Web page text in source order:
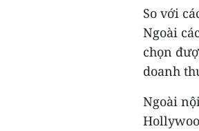
So với
Ngoài
chọn
doanh
Ngoài